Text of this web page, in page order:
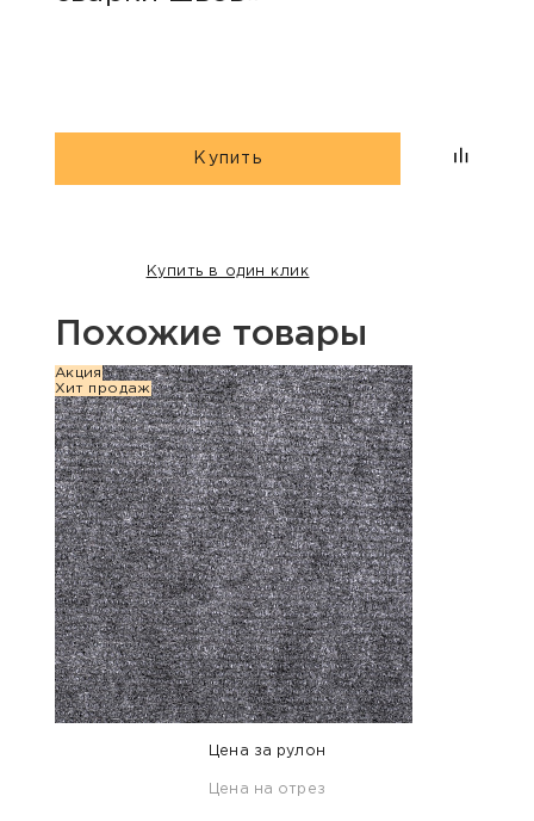
Купить
Купить в один клик
Похожие товары
Акция
Хит продаж
Цена за рулон
Цена на отрез